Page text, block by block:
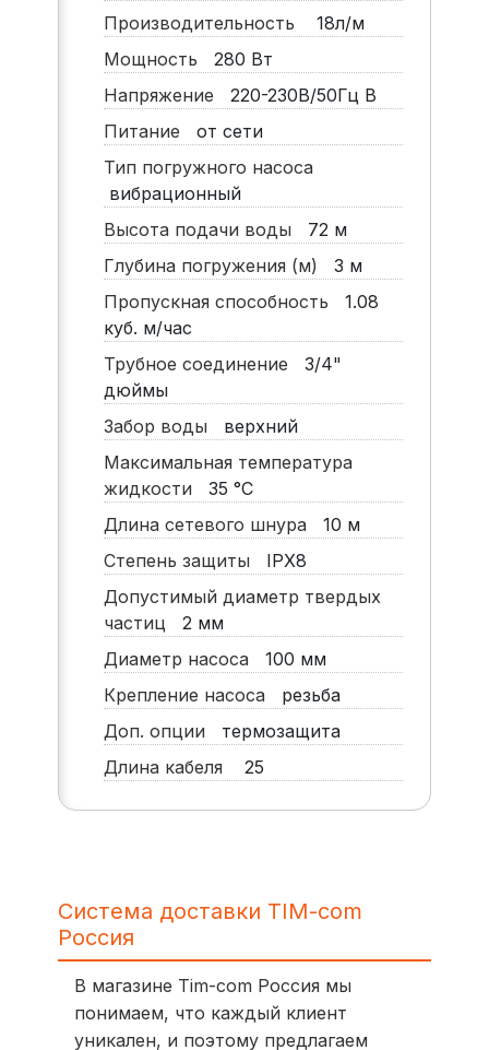
Производительность
18л/м
Мощность
280 Вт
Напряжение
220-230В/50Гц В
Питание
от сети
Тип погружного насоса
вибрационный
Высота подачи воды
72 м
Глубина погружения (м)
3 м
Пропускная способность
1.08
куб. м/час
Трубное соединение
3/4"
дюймы
Забор воды
верхний
Максимальная температура
жидкости
35 °C
Длина сетевого шнура
10 м
Степень защиты
IPX8
Допустимый диаметр твердых
частиц
2 мм
Диаметр насоса
100 мм
Крепление насоса
резьба
Доп. опции
термозащита
Длина кабеля
25
Система доставки TIM-com
Россия
В магазине Tim-com Россия мы
понимаем, что каждый клиент
уникален, и поэтому предлагаем